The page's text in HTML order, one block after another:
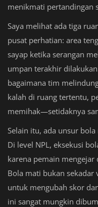
menikmati pertandingan
Saya melihat ada tiga
pusat perhatian: area
sayap ketika serangan
umpan terakhir
bagaimana tim
kalah di ruang tertentu,
memihak—setidaknya
Selain itu, ada unsur
Di level NPL, eksekusi
karena pemain
Bola mati bukan sekadar
untuk mengubah skor
ini sangat mungkin